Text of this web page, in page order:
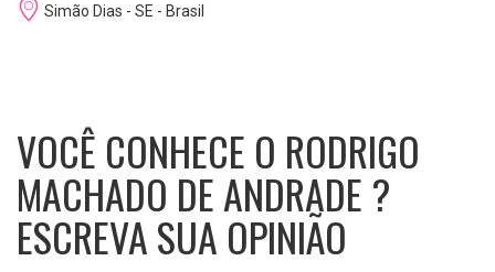
Simão Dias - SE - Brasil
VOCÊ CONHECE O RODRIGO
MACHADO DE ANDRADE ?
ESCREVA SUA OPINIÃO